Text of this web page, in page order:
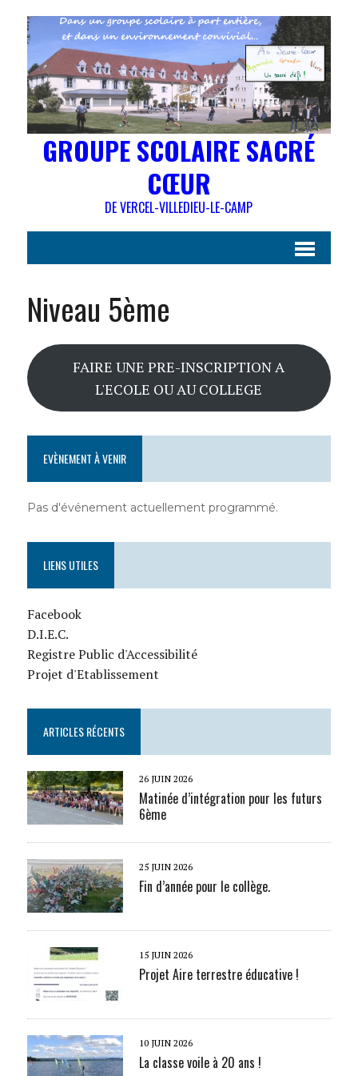
GROUPE SCOLAIRE SACRÉ
CŒUR
DE VERCEL-VILLEDIEU-LE-CAMP
Niveau 5ème
FAIRE UNE PRE-INSCRIPTION A
L'ECOLE OU AU COLLEGE
EVÈNEMENT À VENIR
Pas d'événement actuellement programmé.
LIENS UTILES
Facebook
D.I.E.C.
Registre Public d'Accessibilité
Projet d'Etablissement
ARTICLES RÉCENTS
26 JUIN 2026
Matinée d’intégration pour les futurs
6ème
25 JUIN 2026
Fin d’année pour le collège.
15 JUIN 2026
Projet Aire terrestre éducative !
10 JUIN 2026
La classe voile à 20 ans !